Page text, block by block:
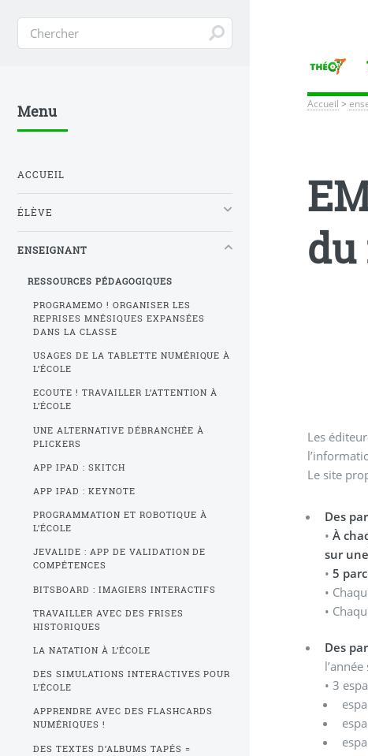
Accueil >
du
Les
Le site
Des
•À
sur
•5
•
•
Des
• 3
Menu
ACCUEIL
ÉLÈVE
ENSEIGNANT
RESSOURCES PÉDAGOGIQUES
PROGRAMEMO ! ORGANISER LES
REPRISES MNÉSIQUES EXPANSÉES
DANS LA CLASSE
USAGES DE LA TABLETTE NUMÉRIQUE À
L’ÉCOLE
ECOUTE ! TRAVAILLER L’ATTENTION À
L’ÉCOLE
UNE ALTERNATIVE DÉBRANCHÉE À
PLICKERS
APP IPAD : SKITCH
APP IPAD : KEYNOTE
PROGRAMMATION ET ROBOTIQUE À
L’ÉCOLE
JEVALIDE : APP DE VALIDATION DE
COMPÉTENCES
BITSBOARD : IMAGIERS INTERACTIFS
TRAVAILLER AVEC DES FRISES
HISTORIQUES
LA NATATION À L’ÉCOLE
DES SIMULATIONS INTERACTIVES POUR
L’ÉCOLE
APPRENDRE AVEC DES FLASHCARDS
NUMÉRIQUES !
DES TEXTES D’ALBUMS TAPÉS =